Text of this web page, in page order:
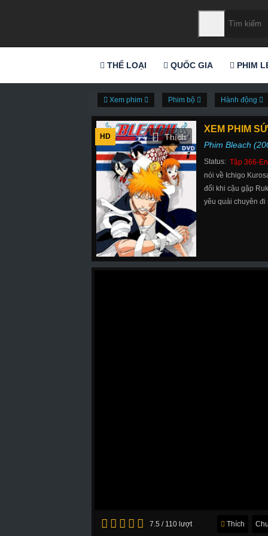
THỂ LOẠI QUỐC GIA PHIM
Xem phim Phim bộ Hành động
HD
XEM PHIM
Phim Bleach
Status: Tập 366-
nói về Ichigo
đổi khi cậu gặp
yêu quái chuyên
7.5 / 110 lượt Thích